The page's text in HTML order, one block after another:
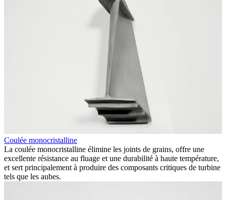
Coulée monocristalline
La coulée monocristalline élimine les joints de grains, offre une
excellente résistance au fluage et une durabilité à haute température,
et sert principalement à produire des composants critiques de turbine
tels que les aubes.